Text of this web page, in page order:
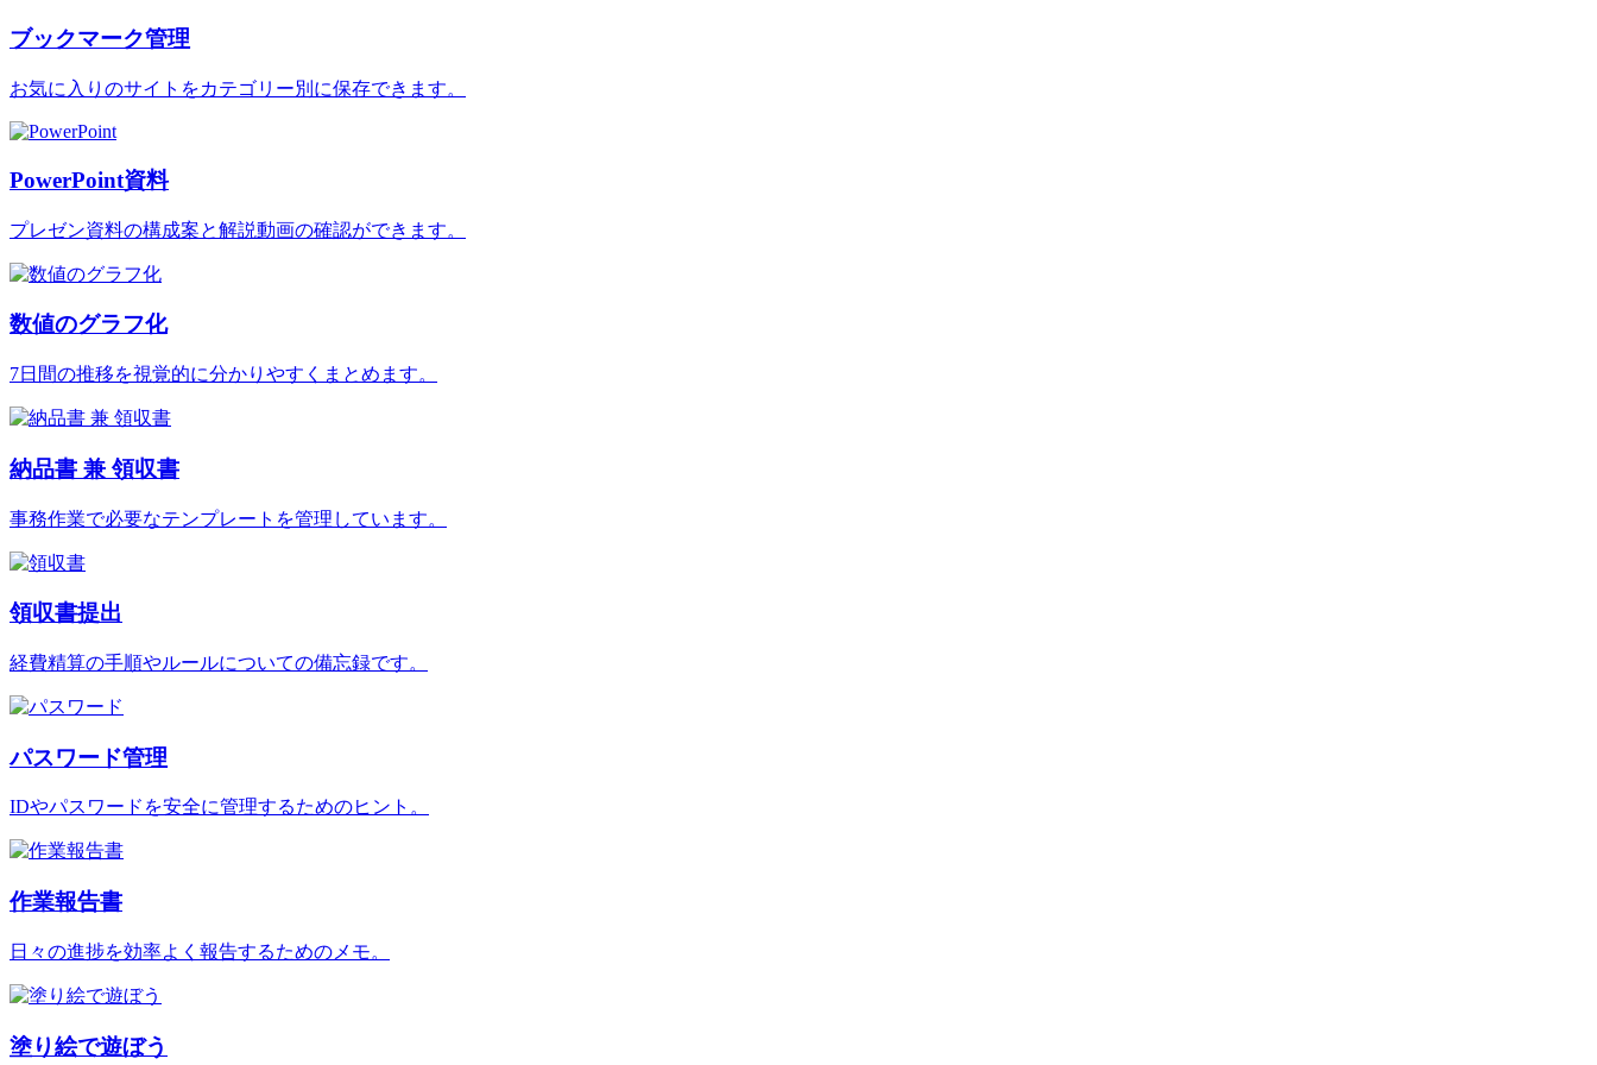
ブックマーク管理
お気に入りのサイトをカテゴリー別に保存できます。
PowerPoint資料
プレゼン資料の構成案と解説動画の確認ができます。
数値のグラフ化
7日間の推移を視覚的に分かりやすくまとめます。
納品書 兼 領収書
事務作業で必要なテンプレートを管理しています。
領収書提出
経費精算の手順やルールについての備忘録です。
パスワード管理
IDやパスワードを安全に管理するためのヒント。
作業報告書
日々の進捗を効率よく報告するためのメモ。
塗り絵で遊ぼう